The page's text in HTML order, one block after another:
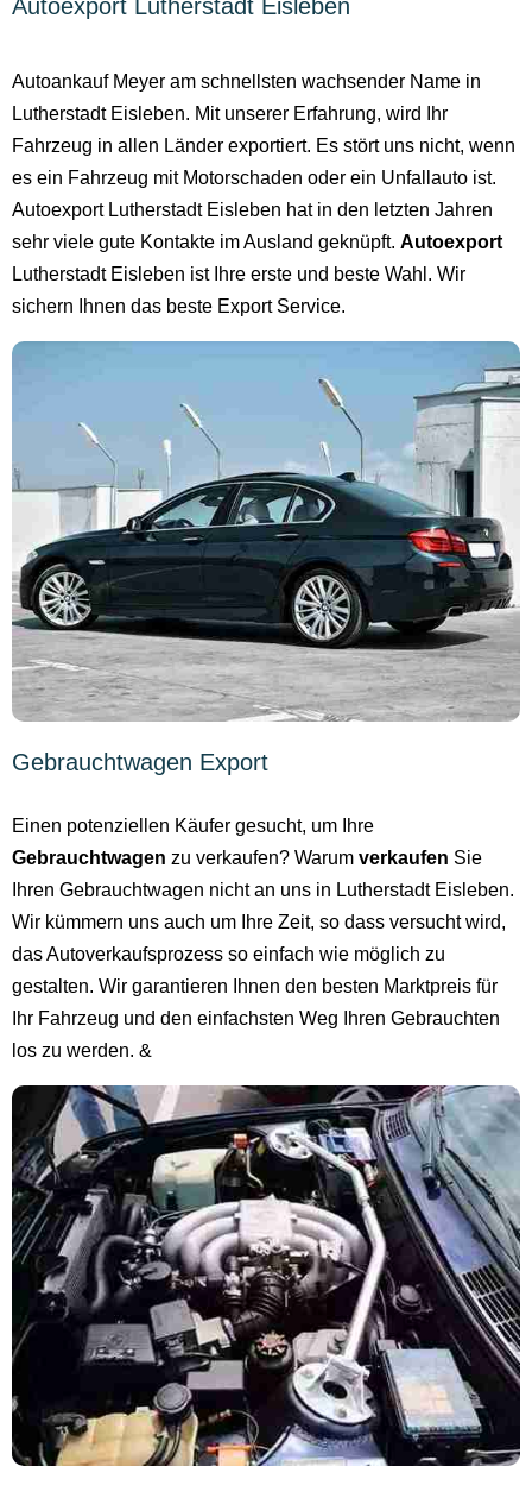
Autoexport Lutherstadt Eisleben
Autoankauf Meyer am schnellsten wachsender Name in
Lutherstadt Eisleben. Mit unserer Erfahrung, wird Ihr
Fahrzeug in allen Länder exportiert. Es stört uns nicht, wenn
es ein Fahrzeug mit Motorschaden oder ein Unfallauto ist.
Autoexport Lutherstadt Eisleben hat in den letzten Jahren
sehr viele gute Kontakte im Ausland geknüpft. Autoexport
Lutherstadt Eisleben ist Ihre erste und beste Wahl. Wir
sichern Ihnen das beste Export Service.
Gebrauchtwagen Export
Einen potenziellen Käufer gesucht, um Ihre
Gebrauchtwagen zu verkaufen? Warum verkaufen Sie
Ihren Gebrauchtwagen nicht an uns in Lutherstadt Eisleben.
Wir kümmern uns auch um Ihre Zeit, so dass versucht wird,
das Autoverkaufsprozess so einfach wie möglich zu
gestalten. Wir garantieren Ihnen den besten Marktpreis für
Ihr Fahrzeug und den einfachsten Weg Ihren Gebrauchten
los zu werden. &